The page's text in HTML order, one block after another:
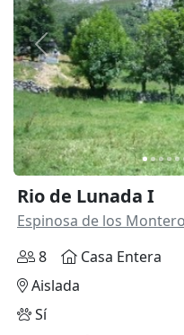
Anterior
Rio de Lunada I
Espinosa de los
8
Casa Entera
Aislada
Sí